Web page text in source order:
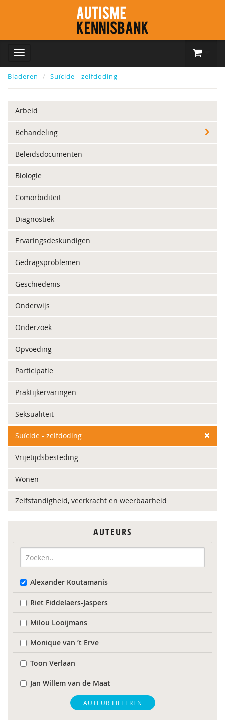
Bladeren Suïcide - zelfdoding
Arbeid
Behandeling
Beleidsdocumenten
Biologie
Comorbiditeit
Diagnostiek
Ervaringsdeskundigen
Gedragsproblemen
Geschiedenis
Onderwijs
Onderzoek
Opvoeding
Participatie
Praktijkervaringen
Seksualiteit
Suïcide - zelfdoding
Vrijetijdsbesteding
Wonen
Zelfstandigheid, veerkracht en weerbaarheid
AUTEURS
Alexander Koutamanis
Riet Fiddelaers-Jaspers
Milou Looijmans
Monique van ’t Erve
Toon Verlaan
Jan Willem van de Maat
AUTEUR FILTEREN